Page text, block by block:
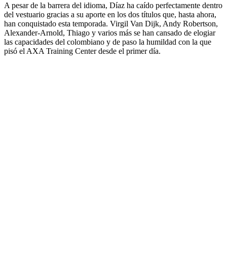
A pesar de la barrera del idioma, Díaz ha caído perfectamente dentro
del vestuario gracias a su aporte en los dos títulos que, hasta ahora,
han conquistado esta temporada. Virgil Van Dijk, Andy Robertson,
Alexander-Arnold, Thiago y varios más se han cansado de elogiar
las capacidades del colombiano y de paso la humildad con la que
pisó el AXA Training Center desde el primer día.